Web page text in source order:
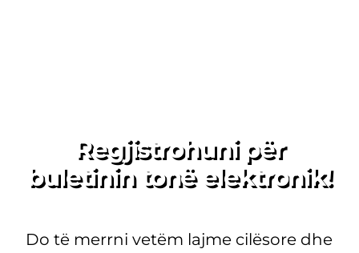
Regjistrohuni për
buletinin tonë elektronik!
Do të merrni vetëm lajme cilësore dhe